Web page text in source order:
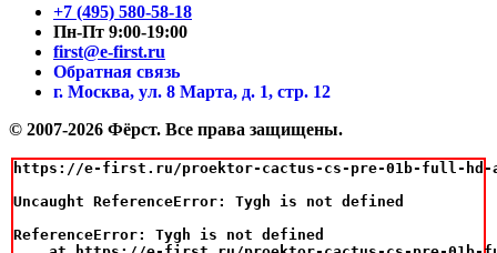
+7 (495) 580-58-18
Пн-Пт 9:00-19:00
first@e-first.ru
Обратная связь
г. Москва, ул. 8 Марта, д. 1, стр. 12
© 2007-2026 Фёрст. Все права защищены.
https://e-first.ru/proektor-cactus-cs-pre-01b-full-hd-a-
Uncaught ReferenceError: Tygh is not defined
ReferenceError: Tygh is not defined